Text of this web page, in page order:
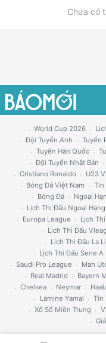
Chưa có
World Cup 2026
Đội Tuyển Anh
Tuyển
Tuyển Hàn Quốc
Đội Tuyển Nhật Bản
Cristiano Ronaldo
U23
Bóng Đá Việt Nam
Tin
Bóng Đá
Ngoại
Lịch Thi Đấu Ngoại
Europa League
Lịch
Lịch Thi Đấu
Lịch Thi Đấu La
Lịch Thi Đấu Serie A
Saudi Pro League
Man
Real Madrid
Bayern
Chelsea
Neymar
Lamine Yamal
Tin
Xổ Số Miền Trung